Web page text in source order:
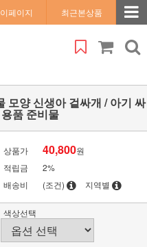
페이지 최근본상품
모양 신생아 겉싸개 / 아기 싸
품 준비물
상품가 40,800원
적립금
2%
배송비
(조건) 지역별
색상선택